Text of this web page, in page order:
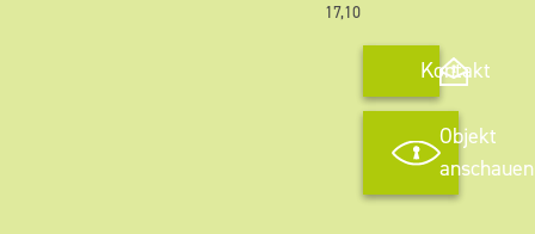
17,10
Kontakt
Objekt
anschauen